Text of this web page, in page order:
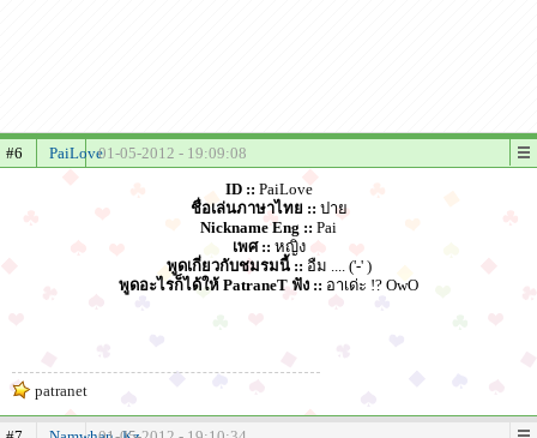
#6 PaiLove01-05-2012 - 19:09:08
ID :: PaiLove
ชื่อเล่นภาษาไทย :: ปาย
Nickname Eng :: Pai
เพศ :: หญิง
พูดเกี่ยวกับชมรมนี้ :: อืม .... ('-' )
พูดอะไรก็ได้ให้ PatraneT ฟัง :: อาเด่ะ !? OwO
patranet